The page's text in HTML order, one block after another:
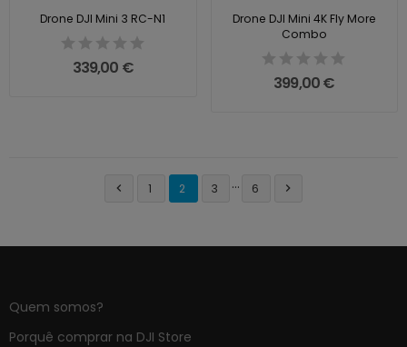
Drone DJI Mini 3 RC-N1
339,00 €
Drone DJI Mini 4K Fly More
Combo
399,00 €
 1 2 3 … 6 
Quem somos?
Porquê comprar na DJI Store